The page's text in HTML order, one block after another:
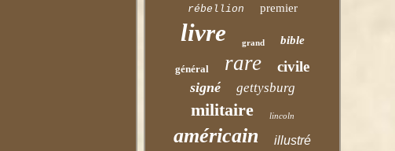
rébellion premier
livre grand bible
général rare civile
signé gettysburg
militaire lincoln
américain illustré